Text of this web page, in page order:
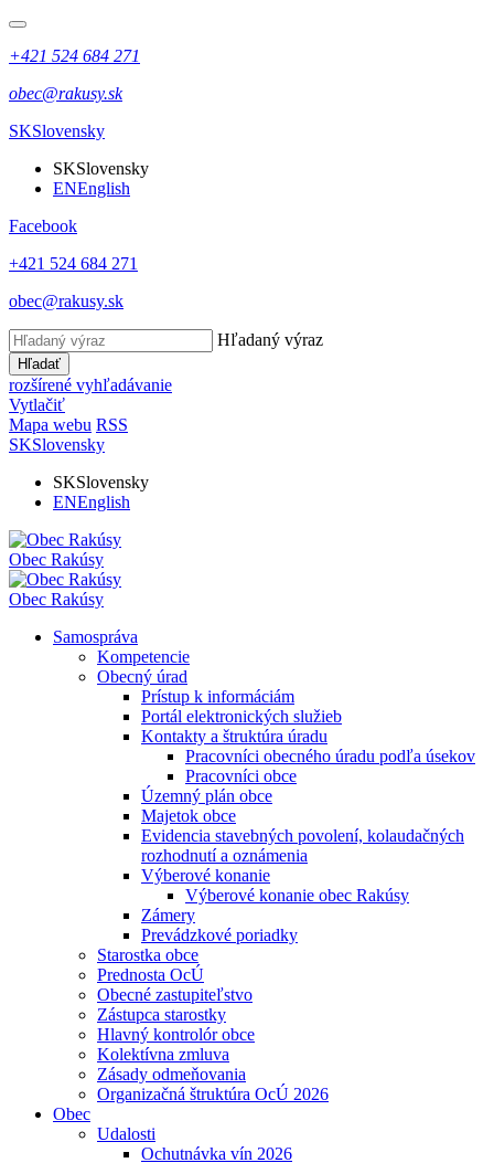
+421 524 684 271
obec@rakusy.sk
SKSlovensky
SKSlovensky
ENEnglish
Facebook
+421 524 684 271
obec@rakusy.sk
Hľadaný výraz
Hľadať
rozšírené vyhľadávanie
Vytlačiť
Mapa webu RSS
SKSlovensky
SKSlovensky
ENEnglish
Obec Rakúsy
Obec Rakúsy
Samospráva
Kompetencie
Obecný úrad
Prístup k informáciám
Portál elektronických služieb
Kontakty a štruktúra úradu
Pracovníci obecného úradu podľa úsekov
Pracovníci obce
Územný plán obce
Majetok obce
Evidencia stavebných povolení, kolaudačných
rozhodnutí a oznámenia
Výberové konanie
Výberové konanie obec Rakúsy
Zámery
Prevádzkové poriadky
Starostka obce
Prednosta OcÚ
Obecné zastupiteľstvo
Zástupca starostky
Hlavný kontrolór obce
Kolektívna zmluva
Zásady odmeňovania
Organizačná štruktúra OcÚ 2026
Obec
Udalosti
Ochutnávka vín 2026